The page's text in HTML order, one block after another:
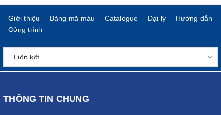
Giới thiệu Bảng mã màu Catalogue Đại lý
Hướng dẫn
Công trình
THÔNG TIN CHUNG